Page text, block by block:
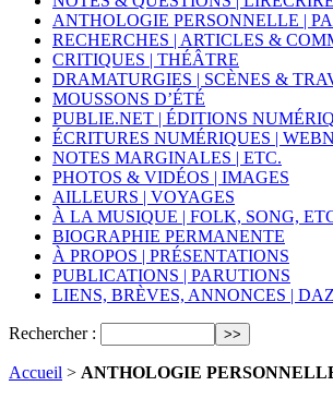
ANTHOLOGIE PERSONNELLE |
RECHERCHES | ARTICLES &
CRITIQUES | THÉÂTRE
DRAMATURGIES | SCÈNES &
MOUSSONS D’ÉTÉ
PUBLIE.NET | ÉDITIONS
ÉCRITURES NUMÉRIQUES |
NOTES MARGINALES | ETC.
PHOTOS & VIDÉOS | IMAGES
AILLEURS | VOYAGES
À LA MUSIQUE | FOLK, SONG,
BIOGRAPHIE PERMANENTE
À PROPOS | PRÉSENTATIONS
PUBLICATIONS | PARUTIONS
LIENS, BRÈVES, ANNONCES |
Rechercher :
Accueil > ANTHOLOGIE